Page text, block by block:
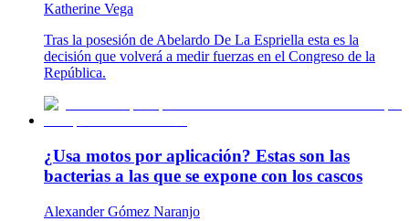
Katherine Vega
Tras la posesión de Abelardo De La Espriella esta es la
decisión que volverá a medir fuerzas en el Congreso de la
República.
¿Usa motos por aplicación? Estas son las
bacterias a las que se expone con los cascos
Alexander Gómez Naranjo